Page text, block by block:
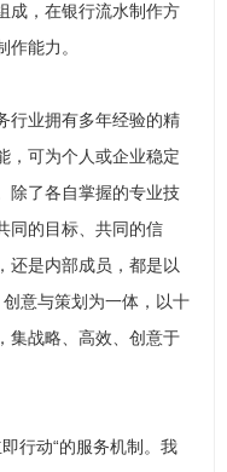
成，在银行流水制作方
能力。
行业拥有多年经验的精
，可为个人或企业稳定
除了各自掌握的专业技
同的目标、共同的信
还是内部成员，都是以
意与策划为一体，以十
集战略、高效、创意于
行动“的服务机制。我